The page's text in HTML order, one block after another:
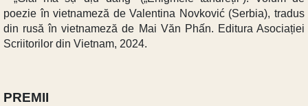
poezie în vietnameză de Valentina Novković (Serbia), tradus
din rusă în vietnameză de Mai Văn Phấn. Editura Asociației
Scriitorilor din Vietnam, 2024.
PREMII